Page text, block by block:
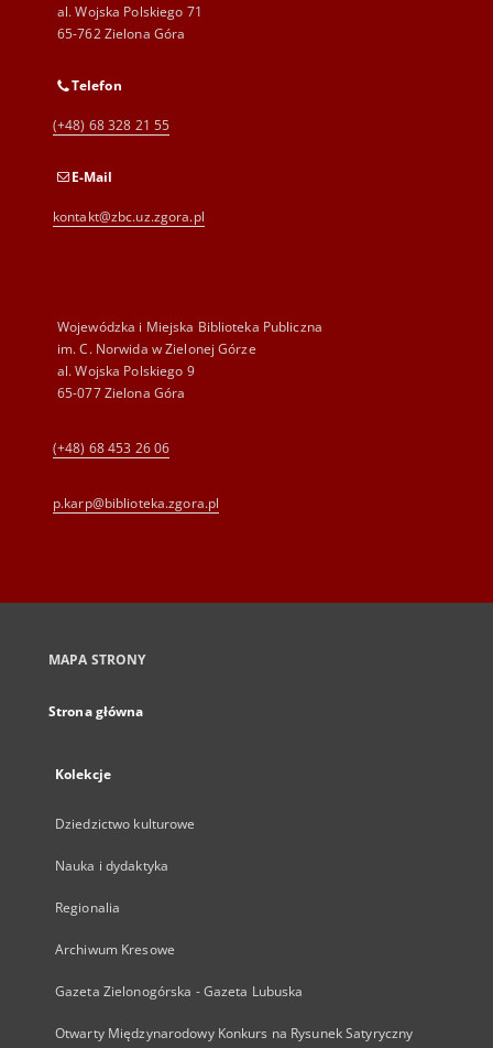
al. Wojska Polskiego 71
65-762 Zielona Góra
Telefon
(+48) 68 328 21 55
E-Mail
kontakt@zbc.uz.zgora.pl
Wojewódzka i Miejska Biblioteka Publiczna
im. C. Norwida w Zielonej Górze
al. Wojska Polskiego 9
65-077 Zielona Góra
(+48) 68 453 26 06
p.karp@biblioteka.zgora.pl
MAPA STRONY
Strona główna
Kolekcje
Dziedzictwo kulturowe
Nauka i dydaktyka
Regionalia
Archiwum Kresowe
Gazeta Zielonogórska - Gazeta Lubuska
Otwarty Międzynarodowy Konkurs na Rysunek Satyryczny